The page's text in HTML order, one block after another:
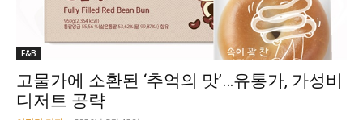
F&B
고물가에 소환된 ‘추억의 맛’…유통가, 가성비
디저트 공략